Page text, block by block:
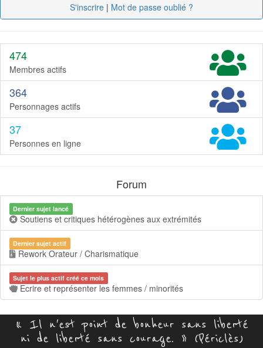
S'inscrire | Mot de passe oublié ?
474
Membres actifs
364
Personnages actifs
37
Personnes en ligne
Forum
Dernier sujet lancé
Soutiens et critiques hétérogènes aux extrémités
Dernier sujet actif
Rework Orateur / Charismatique
Sujet le plus actif créé ce mois
Ecrire et représenter les femmes / minorités
« Il n'est point de bonheur sans liberté
ni de liberté sans courage. » (Périclès)